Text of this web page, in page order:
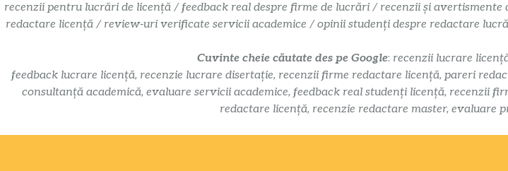
recenzii pentru lucrări de licență / feedback real despre firme de lucrări / recenzii și
redactare licență / review-uri verificate servicii academice / opinii studenți despre redactare
Cuvinte cheie căutate des pe Google: recenzii lucrare
feedback lucrare licență, recenzie lucrare disertație, recenzii firme redactare licență, pareri
consultanță academică, evaluare servicii academice, feedback real studenți licență, recenzii
redactare licență, recenzie redactare master, evaluare